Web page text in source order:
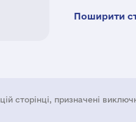
Поширити
сторінці, призначені